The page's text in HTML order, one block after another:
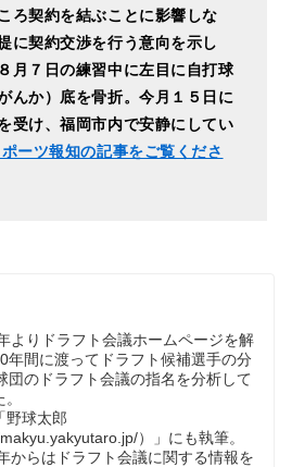
ろ契約を結ぶことに影響しな
に契約交渉を行う意向を示し
月７日の練習中に左目に自打球
んか）底を骨折。今月１５日に
受け、福岡市内で安静にしてい
ーツ報知の記事をご覧くださ
よりドラフト会議ホームページを解
年間に渡ってドラフト候補選手の分
団のドラフト会議の指名を分析して
球太郎
makyu.yakyutaro.jp/）」にも執筆。
からはドラフト会議に関する情報を